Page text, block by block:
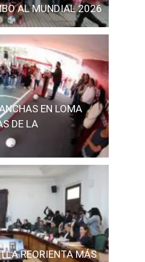
AL MUNDIAL 2026
EN LOMA
DE LA
REORIENTA MÁS